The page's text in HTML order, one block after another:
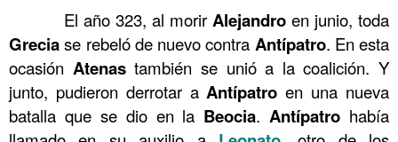
El año 323, al morir Alejandro en junio, toda
Greciase rebeló de nuevo contra Antípatro. En esta
ocasión Atenastambién se unió a la coalición. Y
junto, pudieron derrotar a Antípatro en una nueva
batalla que se dio en la Beocia. Antípatro había